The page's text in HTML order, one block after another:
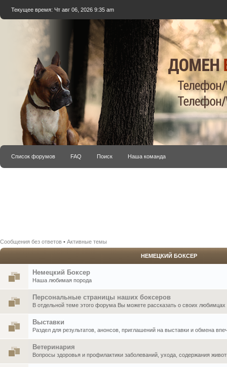
Текущее время: Чт авг 06, 2026 9:35 am
Список форумов FAQ Поиск Наша команда
Сообщения без ответов • Активные темы
НЕМЕЦКИЙ БОКСЕР
Немецкий Боксер
Наша любимая порода
Персональные страницы наших боксеров
В отдельной теме этого форума Вы можете рассказать о своих любимцах
Выставки
Раздел для результатов, анонсов, приглашений на выставки и обмена
Ветеринария
Вопросы здоровья и профилактики заболеваний, ухода, содержания